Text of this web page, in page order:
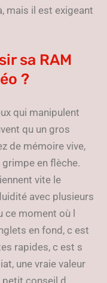
mais il est exigeant
sa RAM
?
qui manipulent
qu un gros
de mémoire vive,
en flèche.
vite le
avec plusieurs
moment où l
en fond, c est
rapides, c est s
une vraie valeur
conseil d